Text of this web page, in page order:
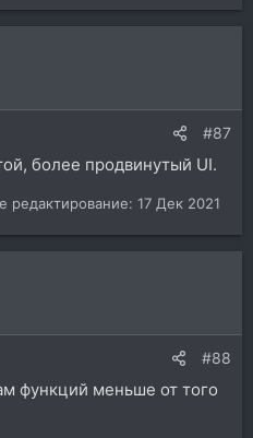
#87
более продвинутый UI.
редактирование: 17 Дек 2021
#88
функций меньше от того